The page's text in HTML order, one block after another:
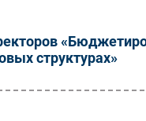
структурах»